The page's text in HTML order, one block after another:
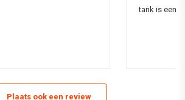
tank is een
Plaats ook een review